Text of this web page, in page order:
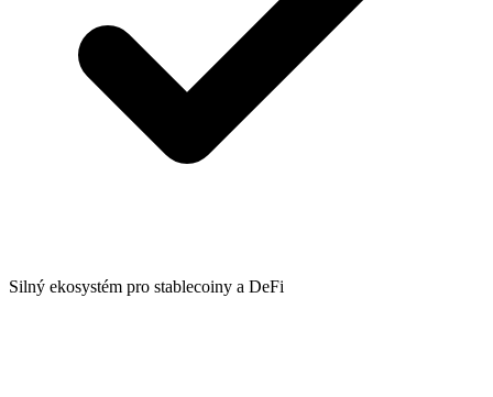
Silný ekosystém pro stablecoiny a DeFi